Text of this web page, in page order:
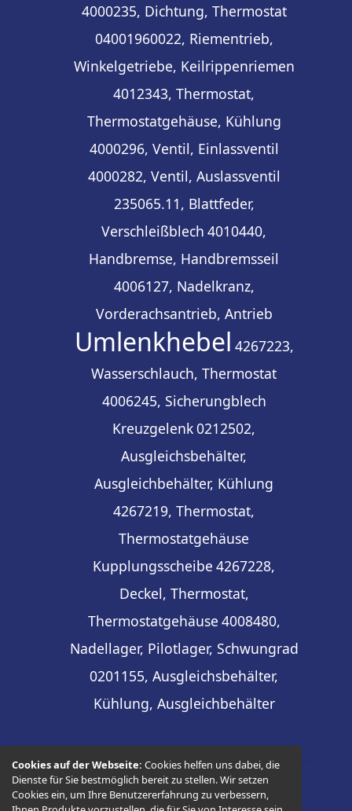
Cookies auf der Webseite:Cookies helfen uns dabei, die
Dienste für Sie bestmöglich bereit zu stellen. Wir setzen
Cookies ein, um Ihre Benutzererfahrung zu verbessern,
4000235, Dichtung, Thermostat
04001960022, Riementrieb,
Winkelgetriebe, Keilrippenriemen
4012343, Thermostat,
Thermostatgehäuse, Kühlung
4000296, Ventil, Einlassventil
4000282, Ventil, Auslassventil
235065.11, Blattfeder,
Verschleißblech 4010440,
Handbremse, Handbremsseil
4006127, Nadelkranz,
Vorderachsantrieb, Antrieb
Umlenkhebel 4267223,
Wasserschlauch, Thermostat
4006245, Sicherungblech
Kreuzgelenk0212502,
Ausgleichsbehälter,
Ausgleichbehälter, Kühlung
4267219, Thermostat,
Thermostatgehäuse
Kupplungsscheibe 4267228,
Deckel, Thermostat,
Thermostatgehäuse 4008480,
Nadellager, Pilotlager, Schwungrad
0201155, Ausgleichsbehälter,
Kühlung, Ausgleichbehälter
© 2026 -Thüringer Ersatzteilhandel